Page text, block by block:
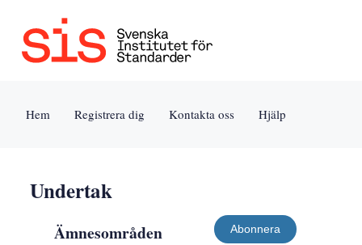
Jump
Tillgänglighet
Användarvillkor
Hem Registrera dig Kontakta oss Hjälp
Undertak
Ämnesområden Abonnera